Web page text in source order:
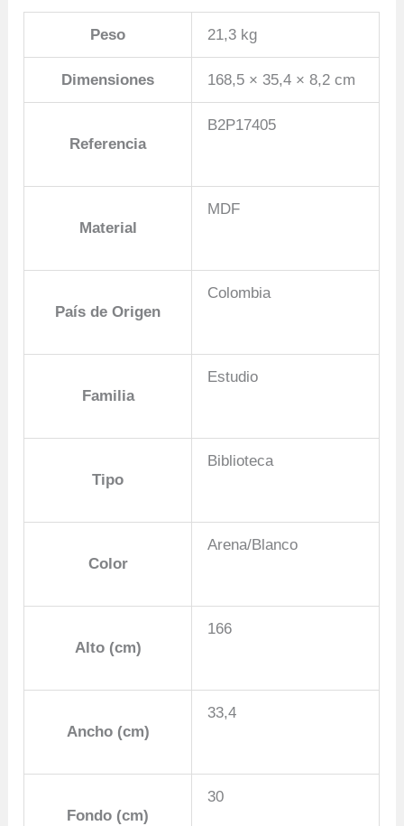
Peso 21,3 kg
Dimensiones 168,5 × 35,4 × 8,2 cm
Referencia
B2P17405
Material
MDF
País de Origen
Colombia
Familia
Estudio
Tipo
Biblioteca
Color
Arena/Blanco
Alto (cm)
166
Ancho (cm)
33,4
Fondo (cm)
30